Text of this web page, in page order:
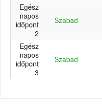
Egész
napos
időpont
2
Szabad
Egész
napos
időpont
3
Szabad